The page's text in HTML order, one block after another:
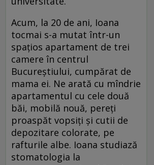
Acum, la 20 de ani, Ioana
tocmai s-a mutat într-un
spaţios apartament de trei
camere în centrul
Bucureştiului, cumpărat de
mama ei. Ne arată cu mîndrie
apartamentul cu cele două
băi, mobilă nouă, pereţi
proaspăt vopsiţi şi cutii de
depozitare colorate, pe
rafturile albe. Ioana studiază
stomatologia la